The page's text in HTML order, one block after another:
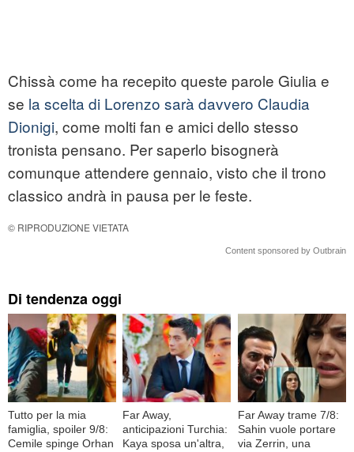
Chissà come ha recepito queste parole Giulia e
se la scelta di Lorenzo sarà davvero Claudia
Dionigi, come molti fan e amici dello stesso
tronista pensano. Per saperlo bisognerà
comunque attendere gennaio, visto che il trono
classico andrà in pausa per le feste.
© RIPRODUZIONE VIETATA
Content sponsored by Outbrain
Di tendenza oggi
Tutto per la mia
famiglia, spoiler 9/8:
Cemile spinge Orhan
Far Away,
anticipazioni Turchia:
Kaya sposa un'altra,
Far Away trame 7/8:
Sahin vuole portare
via Zerrin, una